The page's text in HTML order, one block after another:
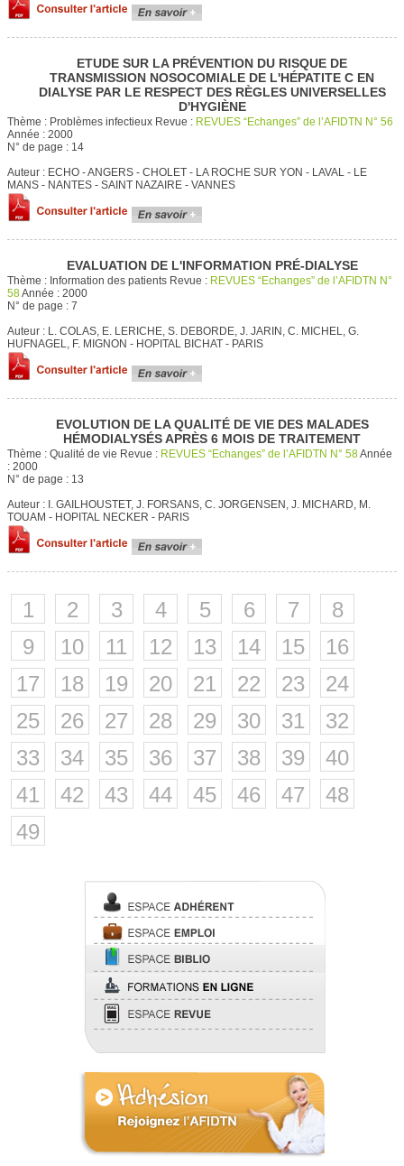
ETUDE SUR LA PRÉVENTION DU RISQUE DE
TRANSMISSION NOSOCOMIALE DE L'HÉPATITE C EN
DIALYSE PAR LE RESPECT DES RÈGLES UNIVERSELLES
D'HYGIÈNE
Thème : Problèmes infectieux Revue : REVUES “Echanges” de l’AFIDTN N° 56
Année : 2000
N° de page : 14
Auteur : ECHO - ANGERS - CHOLET - LA ROCHE SUR YON - LAVAL - LE
MANS - NANTES - SAINT NAZAIRE - VANNES
EVALUATION DE L'INFORMATION PRÉ-DIALYSE
Thème : Information des patients Revue : REVUES “Echanges” de l’AFIDTN N°
58Année : 2000
N° de page : 7
Auteur : L. COLAS, E. LERICHE, S. DEBORDE, J. JARIN, C. MICHEL, G.
HUFNAGEL, F. MIGNON - HOPITAL BICHAT - PARIS
EVOLUTION DE LA QUALITÉ DE VIE DES MALADES
HÉMODIALYSÉS APRÈS 6 MOIS DE TRAITEMENT
Thème : Qualité de vie Revue : REVUES “Echanges” de l’AFIDTN N° 58Année
: 2000
N° de page : 13
Auteur : I. GAILHOUSTET, J. FORSANS, C. JORGENSEN, J. MICHARD, M.
TOUAM - HOPITAL NECKER - PARIS
1 2 3 4 5 6 7
8
9
10 11 12 13 14 15
16
17
18 19 20 21 22 23
24
25
26 27 28 29 30 31
32
33
34 35 36 37 38 39
40
41
42 43 44 45 46 47
48
49